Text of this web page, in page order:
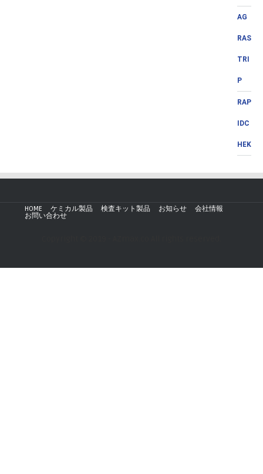
AG
RAS
TRI
P
RAP
IDC
HEK
HOME ケミカル製品 検査キット製品 お知らせ
会社情報
お問い合わせ